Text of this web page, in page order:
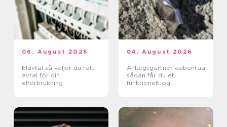
06. August 2026
Elavtal så väljer du rätt
avtal för din
elförbrukning
04. August 2026
Anlægsgartner aabenraa
sådan får du et
funktionelt og